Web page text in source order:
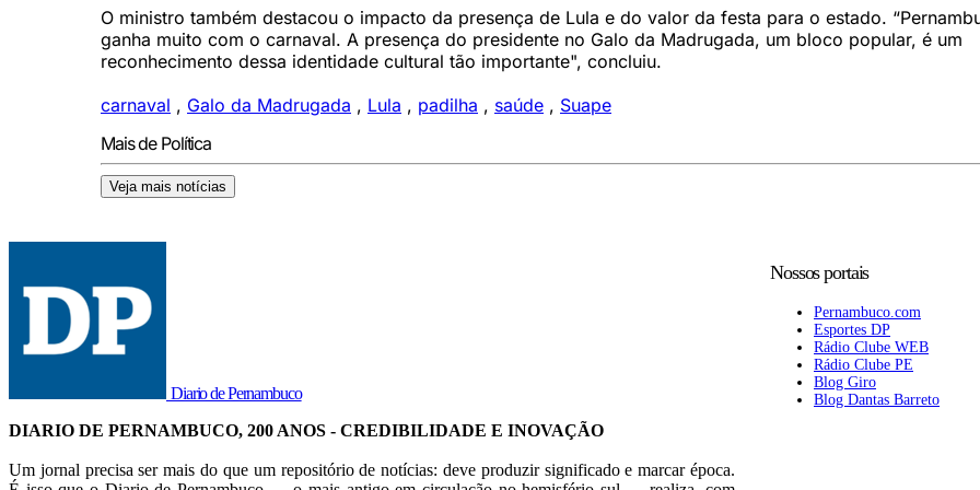
O ministro também destacou o impacto da presença de Lula e do valor da festa para o estado.
ganha muito com o carnaval. A presença do presidente no Galo da Madrugada, um bloco popular, é um
reconhecimento dessa identidade cultural tão importante", concluiu.
carnaval , Galo da Madrugada , Lula , padilha , saúde , Suape
Mais de Política
Veja mais notícias
Diario de Pernambuco
DIARIO DE PERNAMBUCO, 200 ANOS - CREDIBILIDADE E INOVAÇÃO
Um jornal precisa ser mais do que um repositório de notícias: deve produzir significado e marcar época.
Nossos portais
Pernambuco.com
Esportes DP
Rádio Clube WEB
Rádio Clube PE
Blog Giro
Blog Dantas Barreto